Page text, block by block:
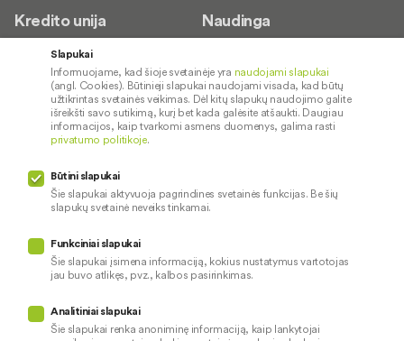
Kredito unija
Apie mus
Kontaktai
Karjera
Socialinė atsakomybė
Naudinga
Palūkanų normos
Paslaugų teikimo sąlygos ir
įkainiai
Pranešėjų apsauga
Privatumo politika
Naudojami slapukai
Pinigų plovimo prevencija
Slapukai
Informuojame, kad šioje svetainėje yra naudojami slapukai
(angl. Cookies). Būtinieji slapukai naudojami visada, kad būtų
užtikrintas svetainės veikimas. Dėl kitų slapukų naudojimo galite
išreikšti savo sutikimą, kurį bet kada galėsite atšaukti. Daugiau
informacijos, kaip tvarkomi asmens duomenys, galima rasti
privatumo politikoje.
Būtini slapukai
Šie slapukai aktyvuoja pagrindines svetainės funkcijas. Be šių
slapukų svetainė neveiks tinkamai.
Funkciniai slapukai
Šie slapukai įsimena informaciją, kokius nustatymus vartotojas
jau buvo atlikęs, pvz., kalbos pasirinkimas.
Analitiniai slapukai
Šie slapukai renka anoniminę informaciją, kaip lankytojai